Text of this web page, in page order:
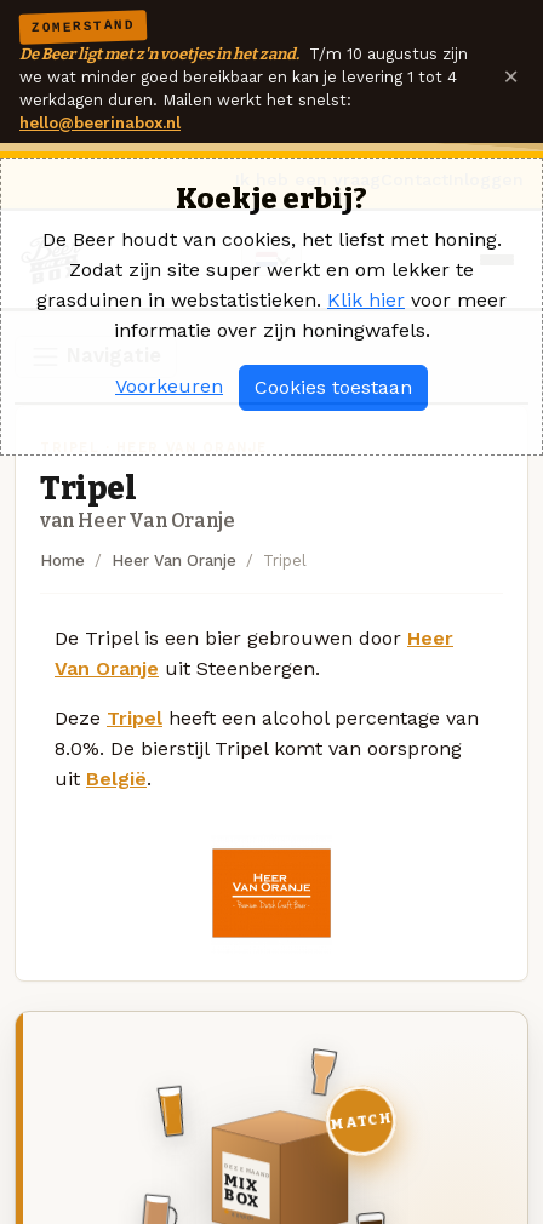
ZOMERSTAND
De Beer ligt met z'n voetjes in het zand. T/m 10 augustus zijn
we wat minder goed bereikbaar en kan je levering 1 tot 4
werkdagen duren. Mailen werkt het snelst:
hello@beerinabox.nl
×
Tripel
van Heer Van Oranje
Home Heer Van Oranje Tripel
De Tripel is een bier gebrouwen door Heer
Van Oranje uit Steenbergen.
Deze Tripel heeft een alcohol percentage van
8.0%. De bierstijl Tripel komt van oorsprong
uit België.
DEZE MAAND
MIX
BOX
8 BIEREN
MATCH
Koekje erbij?
De Beer houdt van cookies, het liefst met honing.
Zodat zijn site super werkt en om lekker te
grasduinen in webstatistieken. Klik hier voor meer
informatie over zijn honingwafels.
Voorkeuren Cookies toestaan